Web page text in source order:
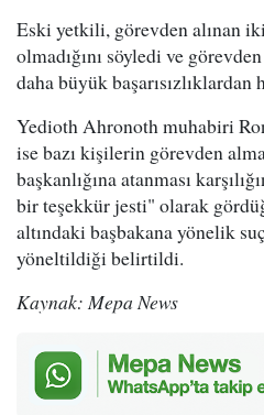
Eski yetkili, görevden alınan
olmadığını söyledi ve
daha büyük
Yedioth Ahronoth muhabiri
ise bazı kişilerin görevden
başkanlığına atanması
bir teşekkür jesti" olarak
altındaki başbakana yönelik
yöneltildiği belirtildi.
Kaynak: Mepa News